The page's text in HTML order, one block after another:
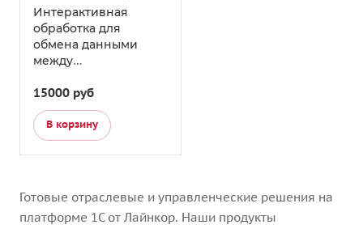
Интерактивная
обработка для
обмена данными
между
1С:Бухгалтерия
предприятия 3.0
15000 руб
В корзину
Готовые отраслевые и управленческие решения на
платформе 1С от Лайнкор. Наши продукты